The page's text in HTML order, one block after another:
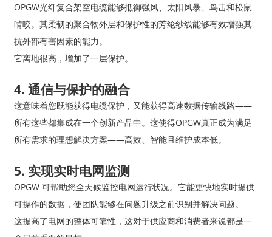
OPGW光纤复合架空电缆能够抵御强风、太阳风暴、鸟击和松鼠
啃咬。其柔韧的聚合物外层和保护性的芳纶纱线能够有效增强其
抗外部有害因素的能力。
它离地很高，增加了一层保护。
4. 通信与保护的融合
这意味着您既能获得电缆保护，又能获得高速数据传输线路——
所有这些都集成在一个创新产品中。这使得OPGW真正成为满足
所有需求的理想解决方案——高效、智能且维护成本低。
5. 实现实时电网监测
OPGW 可帮助您全天候监控电网运行状况。它能更快地实时提供
可操作的数据，使团队能够在问题升级之前识别并解决问题。
这提高了电网的整体可靠性，这对于供应商和消费者来说都是一